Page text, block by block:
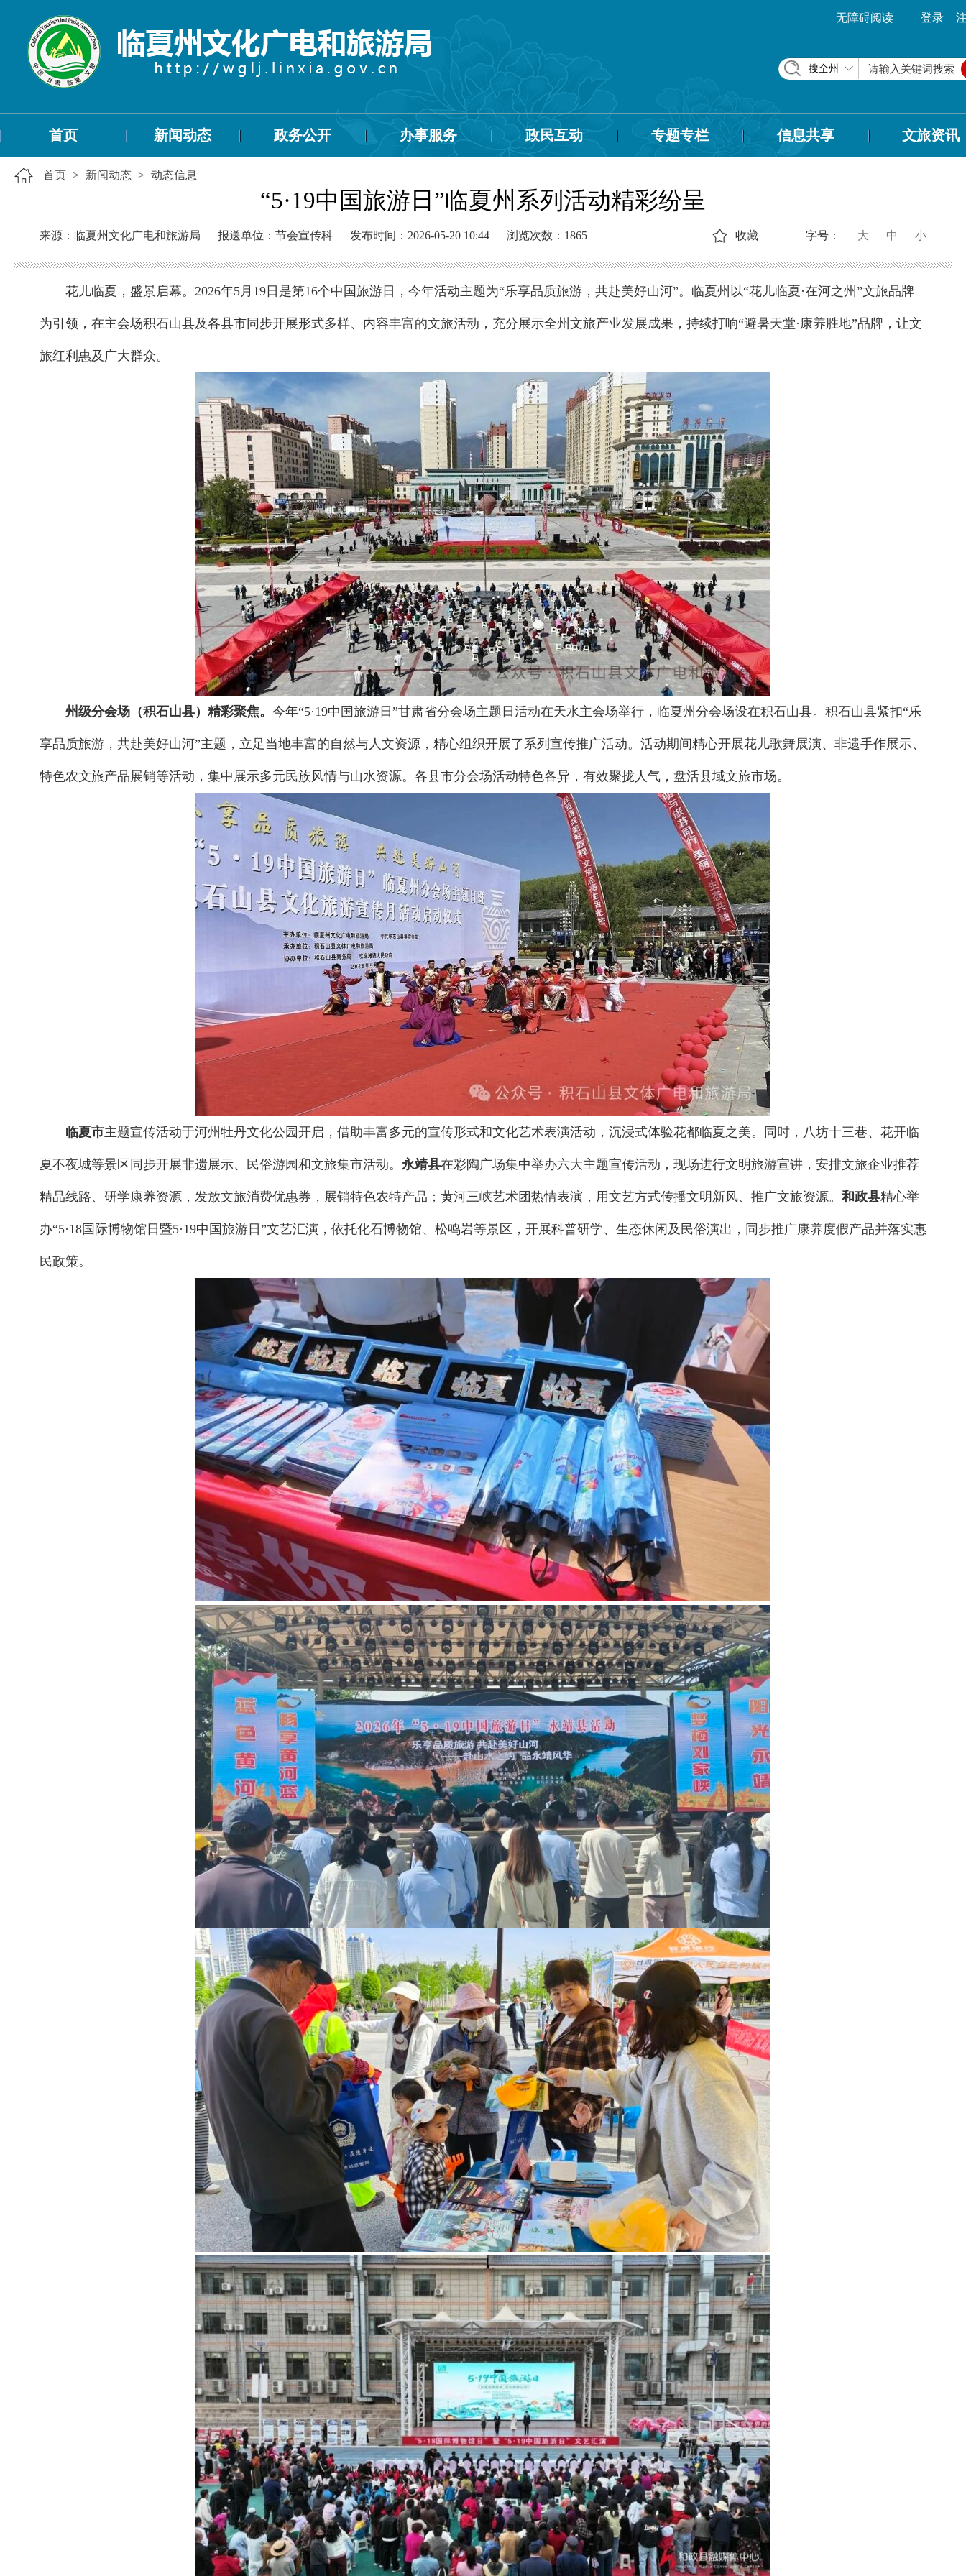
无障碍阅读 登录 |
搜全州
首页 新闻动态 政务公开 办事服务 政民互动 专题专栏 信息共享 文旅资讯
首页 > 新闻动态 > 动态信息
“5·19中国旅游日”临夏州系列活动精彩纷呈
来源：临夏州文化广电和旅游局 报送单位：节会宣传科 发布时间：2026-05-20 10:44 浏览次数： 1865 字号： 大 中 小
收藏
花儿临夏，盛景启幕。2026年5月19日是第16个中国旅游日，今年活动主题为“乐享品质旅游，共赴美好山河”。临夏州以“花儿临夏·在河之州”文旅品牌
为引领，在主会场积石山县及各县市同步开展形式多样、内容丰富的文旅活动，充分展示全州文旅产业发展成果，持续打响“避暑天堂·康养胜地”品牌，让文
旅红利惠及广大群众。
州级分会场（积石山县）精彩聚焦。 今年“5·19中国旅游日”甘肃省分会场主题日活动在天水主会场举行，临夏州分会场设在积石山县。积石山县紧扣“乐
享品质旅游，共赴美好山河”主题，立足当地丰富的自然与人文资源，精心组织开展了系列宣传推广活动。活动期间精心开展花儿歌舞展演、非遗手作展示、
特色农文旅产品展销等活动，集中展示多元民族风情与山水资源。各县市分会场活动特色各异，有效聚拢人气，盘活县域文旅市场。
临夏市主题宣传活动于河州牡丹文化公园开启，借助丰富多元的宣传形式和文化艺术表演活动，沉浸式体验花都临夏之美。同时，八坊十三巷、花开临
夏不夜城等景区同步开展非遗展示、民俗游园和文旅集市活动。 永靖县在彩陶广场集中举办六大主题宣传活动，现场进行文明旅游宣讲，安排文旅企业推荐
精品线路、研学康养资源，发放文旅消费优惠券，展销特色农特产品；黄河三峡艺术团热情表演，用文艺方式传播文明新风、推广文旅资源。 和政县精心举
办“5·18国际博物馆日暨5·19中国旅游日”文艺汇演，依托化石博物馆、松鸣岩等景区，开展科普研学、生态休闲及民俗演出，同步推广康养度假产品并落实惠
民政策。